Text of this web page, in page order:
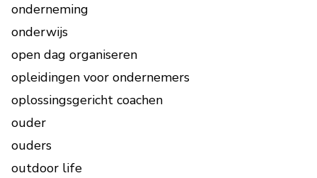
onderneming
onderwijs
open dag organiseren
opleidingen voor ondernemers
oplossingsgericht coachen
ouder
ouders
outdoor life